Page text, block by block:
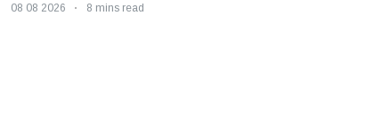
08 08 2026 8 mins read